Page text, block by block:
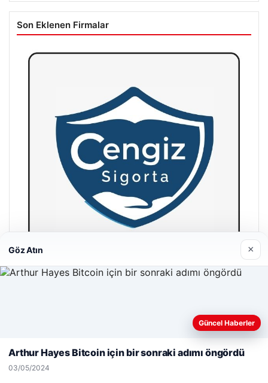
Son Eklenen Firmalar
Web sitemizi nasıl kullandığınızı daha iyi anlayabilmek,
deneyiminizi kişiselleştirmek ve geliştirmek amacıyla çerezler
Kabul Et
Göz Atın ×
Güncel Haberler
Arthur Hayes Bitcoin için bir sonraki adımı öngördü
03/05/2024